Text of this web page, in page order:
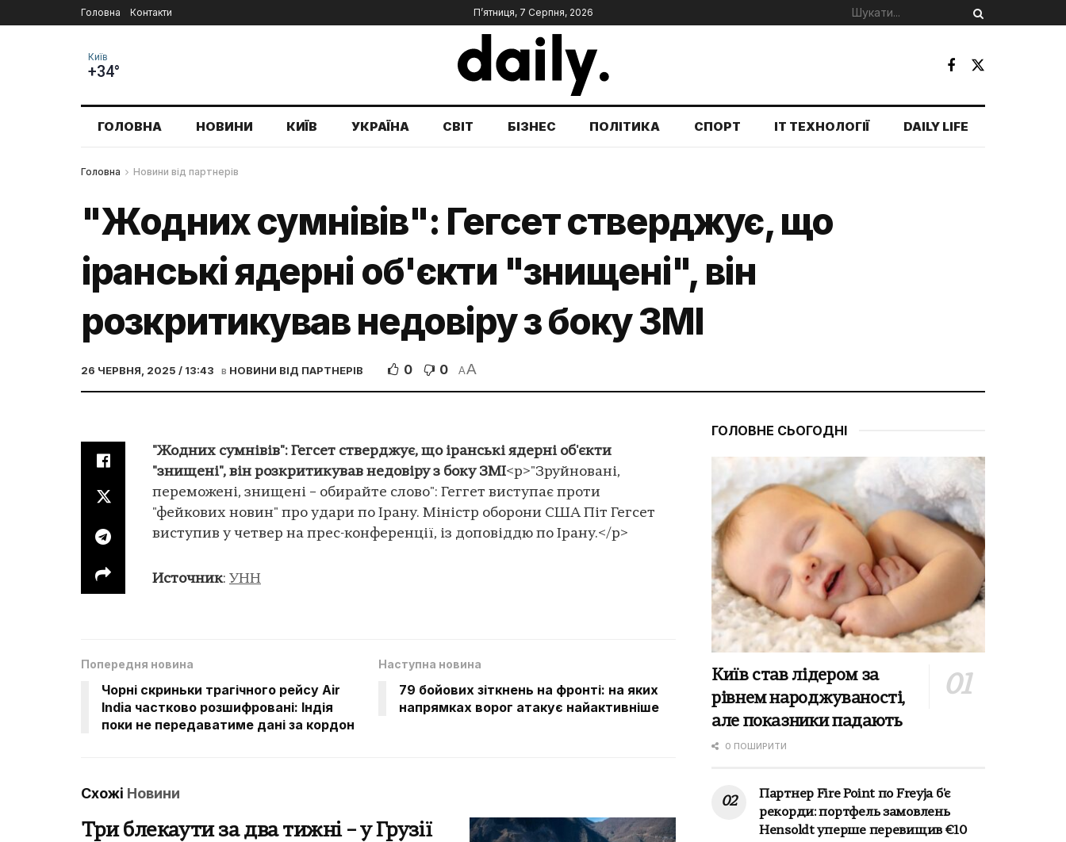
Головна Контакти П’ятниця, 7 Серпня, 2026
Київ
+34°
ГОЛОВНА НОВИНИ КИЇВ УКРАЇНА СВІТ БІЗНЕС ПОЛІТИКА СПОРТ IT ТЕХНОЛОГІЇ DAILY LIFE
Головна Новини від партнерів
"Жодних сумнівів": Гегсет стверджує, що
іранські ядерні об'єкти "знищені", він
розкритикував недовіру з боку ЗМІ
26 ЧЕРВНЯ, 2025 / 13:43 в НОВИНИ ВІД ПАРТНЕРІВ 0 0 AA
"Жодних сумнівів": Гегсет стверджує, що іранські ядерні об'єкти
"знищені", він розкритикував недовіру з боку ЗМІ<p>"Зруйновані,
переможені, знищені – обирайте слово": Геггет виступає проти
"фейкових новин" про удари по Ірану. Міністр оборони США Піт Гегсет
виступив у четвер на прес-конференції, із доповіддю по Ірану.</p>
Источник: УНН
Попередня новина
Чорні скриньки трагічного рейсу Air
India частково розшифровані: Індія
поки не передаватиме дані за кордон
Наступна новина
79 бойових зіткнень на фронті: на яких
напрямках ворог атакує найактивніше
Схожі Новини
Три блекаути за два тижні – у Грузії
ГОЛОВНЕ СЬОГОДНІ
Київ став лідером за
рівнем народжуваності,
але показники падають
0 ПОШИРИТИ
Партнер Fire Point по Freyja б'є
рекорди: портфель замовлень
Hensoldt уперше перевищив €10